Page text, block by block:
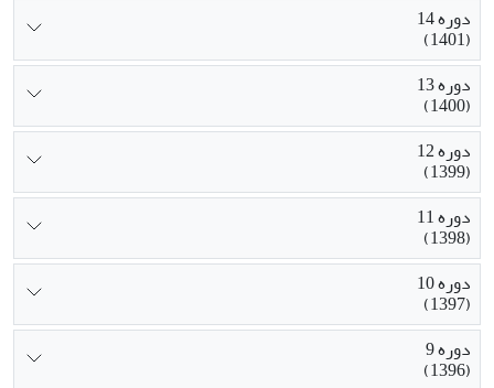
دوره 14
(1401)
دوره 13
(1400)
دوره 12
(1399)
دوره 11
(1398)
دوره 10
(1397)
دوره 9
(1396)